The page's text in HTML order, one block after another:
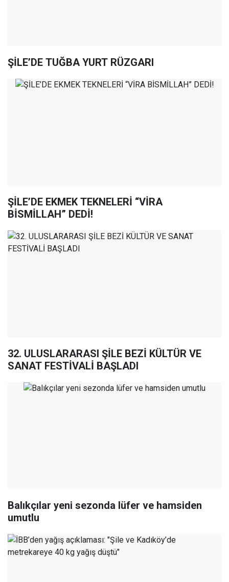
ŞİLE’DE TUĞBA YURT RÜZGARI
ŞİLE’DE EKMEK TEKNELERİ “VİRA
BİSMİLLAH” DEDİ!
32. ULUSLARARASI ŞİLE BEZİ KÜLTÜR VE
SANAT FESTİVALİ BAŞLADI
Balıkçılar yeni sezonda lüfer ve hamsiden
umutlu